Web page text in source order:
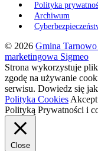
Polityka
Archiwum
© 2026 Gmina
marketingowa Sigmeo
Strona wykorzystuje
zgodę na używanie
serwisu. Dowiedz się
Polityka Cookies
Polityką Prywatności i
Close